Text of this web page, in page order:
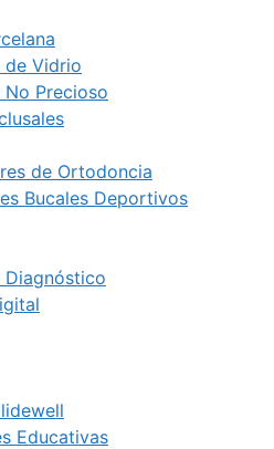
de Vidrio
No Precioso
de Ortodoncia
Bucales Deportivos
Diagnóstico
Educativas